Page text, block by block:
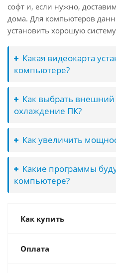
софт и, если нужно,
дома. Для компьютеров
установить хорошую
Какая видеокарта
компьютере?
Как выбрать внешний
охлаждение ПК?
Как увеличить
Какие программы
компьютере?
Как купить
Оплата